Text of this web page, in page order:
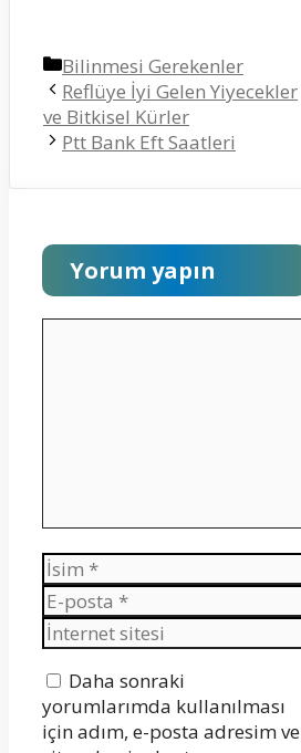
Kategoriler
Bilinmesi Gerekenler
Reflüye İyi Gelen Yiyecekler
ve Bitkisel Kürler
Ptt Bank Eft Saatleri
Yorum yapın
İsim
E-
posta
İnternet
sitesi
Daha sonraki
yorumlarımda kullanılması
için adım, e-posta adresim ve